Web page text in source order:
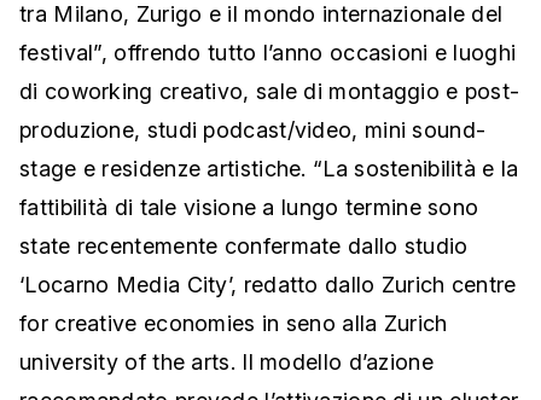
tra Milano, Zurigo e il mondo internazionale del
festival”, offrendo tutto l’anno occasioni e luoghi
di coworking creativo, sale di montaggio e post-
produzione, studi podcast/video, mini sound-
stage e residenze artistiche. “La sostenibilità e la
fattibilità di tale visione a lungo termine sono
state recentemente confermate dallo studio
‘Locarno Media City’, redatto dallo Zurich centre
for creative economies in seno alla Zurich
university of the arts. Il modello d’azione